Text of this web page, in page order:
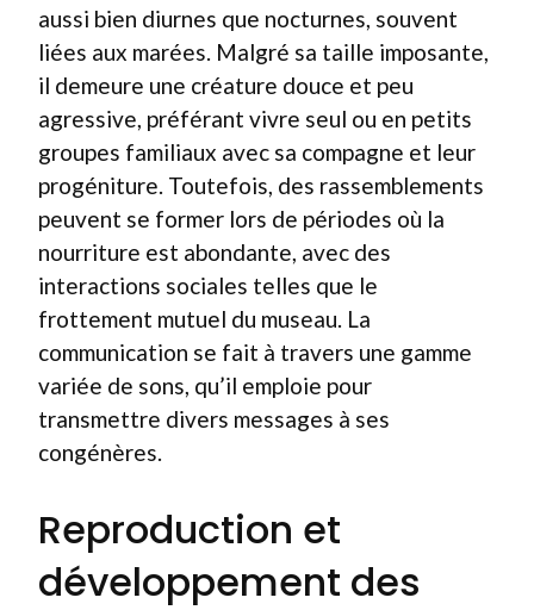
aussi bien diurnes que nocturnes, souvent
liées aux marées. Malgré sa taille imposante,
il demeure une créature douce et peu
agressive, préférant vivre seul ou en petits
groupes familiaux avec sa compagne et leur
progéniture. Toutefois, des rassemblements
peuvent se former lors de périodes où la
nourriture est abondante, avec des
interactions sociales telles que le
frottement mutuel du museau. La
communication se fait à travers une gamme
variée de sons, qu’il emploie pour
transmettre divers messages à ses
congénères.
Reproduction et
développement des